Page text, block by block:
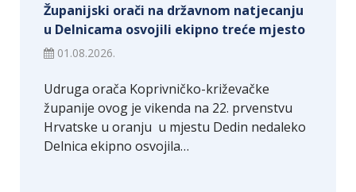
Županijski orači na državnom natjecanju
u Delnicama osvojili ekipno treće mjesto
01.08.2026.
Udruga orača Koprivničko-križevačke
županije ovog je vikenda na 22. prvenstvu
Hrvatske u oranju u mjestu Dedin nedaleko
Delnica ekipno osvojila…